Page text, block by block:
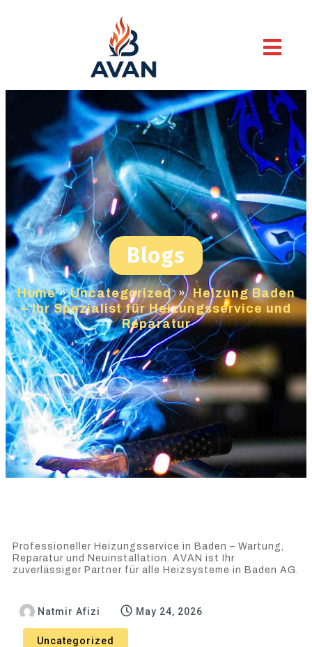
Blogs
Home»Uncategorized » Heizung Baden
– Ihr Spezialist für Heizungsservice und
Reparatur
Professioneller Heizungsservice in Baden – Wartung,
Reparatur und Neuinstallation. AVAN ist Ihr
zuverlässiger Partner für alle Heizsysteme in Baden AG.
Natmir Afizi May 24, 2026
Uncategorized